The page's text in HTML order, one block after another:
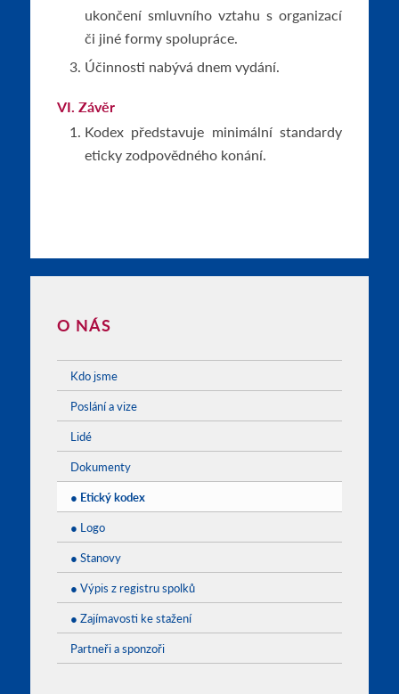
ukončení smluvního vztahu s organizací
či jiné formy spolupráce.
Účinnosti nabývá dnem vydání.
VI. Závěr
Kodex představuje minimální standardy
eticky zodpovědného konání.
O NÁS
Kdo jsme
Poslání a vize
Lidé
Dokumenty
● Etický kodex
● Logo
● Stanovy
● Výpis z registru spolků
● Zajímavosti ke stažení
Partneři a sponzoři